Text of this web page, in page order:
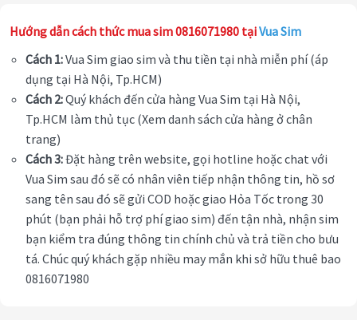
Hướng dẫn cách thức mua sim 0816071980 tạiVua Sim
Cách 1:Vua Sim giao sim và thu tiền tại nhà miễn phí (áp
dụng tại Hà Nội, Tp.HCM)
Cách 2:Quý khách đến cửa hàng Vua Sim tại Hà Nội,
Tp.HCM làm thủ tục (Xem danh sách cửa hàng ở chân
trang)
Cách 3:Đặt hàng trên website, gọi hotline hoặc chat với
Vua Sim sau đó sẽ có nhân viên tiếp nhận thông tin, hồ sơ
sang tên sau đó sẽ gửi COD hoặc giao Hỏa Tốc trong 30
phút (bạn phải hỗ trợ phí giao sim) đến tận nhà, nhận sim
bạn kiểm tra đúng thông tin chính chủ và trả tiền cho bưu
tá. Chúc quý khách gặp nhiều may mắn khi sở hữu thuê bao
0816071980